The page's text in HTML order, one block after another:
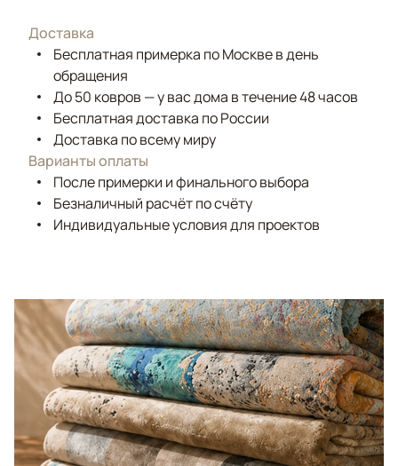
Доставка
Бесплатная примерка по Москве в день
обращения
До 50 ковров — у вас дома в течение 48 часов
Бесплатная доставка по России
Доставка по всему миру
Варианты оплаты
После примерки и финального выбора
Безналичный расчёт по счёту
Индивидуальные условия для проектов